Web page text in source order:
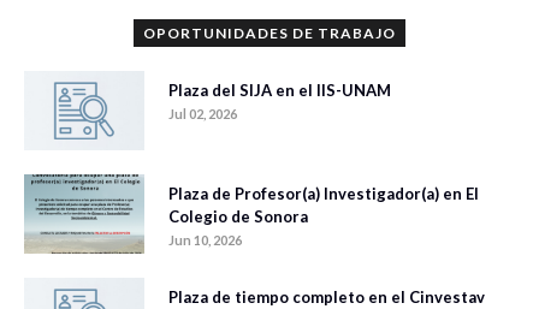
OPORTUNIDADES DE TRABAJO
Plaza del SIJA en el IIS-UNAM
Jul 02, 2026
Plaza de Profesor(a) Investigador(a) en El
Colegio de Sonora
Jun 10, 2026
Plaza de tiempo completo en el Cinvestav